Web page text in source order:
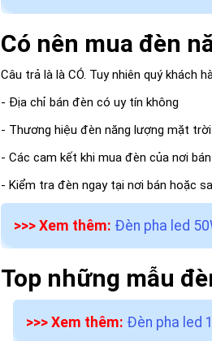
Có nên mua đèn
Câu trả là là CÓ. Tuy nhiên quý khách
- Địa chỉ bán đèn có uy tín không
- Thương hiệu đèn năng lượng mặt trời
- Các cam kết khi mua đèn của nơi bán
- Kiểm tra đèn ngay tại nơi bán hoặc
>>> Xem thêm: Đèn pha led
Top những mẫu
>>> Xem thêm: Đèn pha led